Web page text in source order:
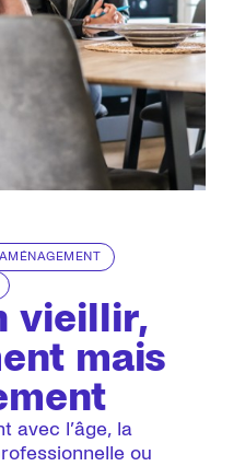
vieillir,
mais
avec l’âge, la
ou